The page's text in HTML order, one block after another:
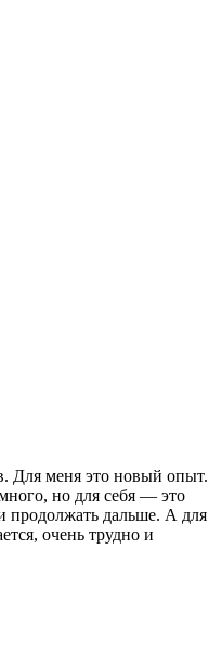
Для меня это новый опыт.
но для себя — это
продолжать дальше. А для
очень трудно и